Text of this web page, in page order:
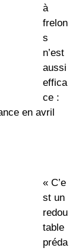
à
frelon
s
n’est
aussi
effica
ce :
en avril
« C’e
st un
redou
table
préda